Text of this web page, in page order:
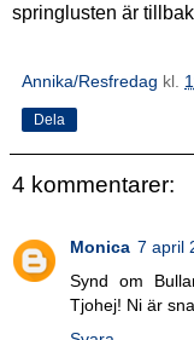
springlusten är
Annika/Resfredag kl.
Dela
4 kommentarer:
Monica 7 april
Synd om
Tjohej! Ni är